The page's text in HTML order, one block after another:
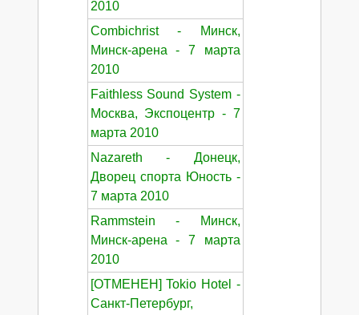
2010
Combichrist - Минск,
Минск-арена - 7 марта
2010
Faithless Sound System -
Москва, Экспоцентр - 7
марта 2010
Nazareth - Донецк,
Дворец спорта Юность -
7 марта 2010
Rammstein - Минск,
Минск-арена - 7 марта
2010
[ОТМЕНЕН] Tokio Hotel -
Санкт-Петербург,